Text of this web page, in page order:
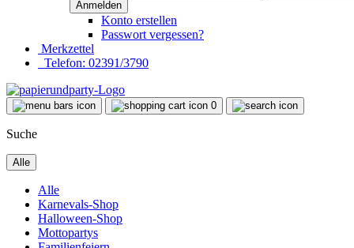
Konto erstellen
Passwort vergessen?
Merkzettel
Telefon: 02391/3790
0
Suche
Alle
Alle
Karnevals-Shop
Halloween-Shop
Mottopartys